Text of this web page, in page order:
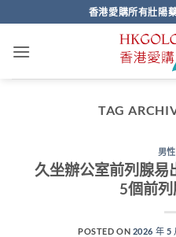
to
content
香港愛購所有壯陽
TAG
男
久坐辦公室前列腺易
5個前
POSTED ON 2026 年 5